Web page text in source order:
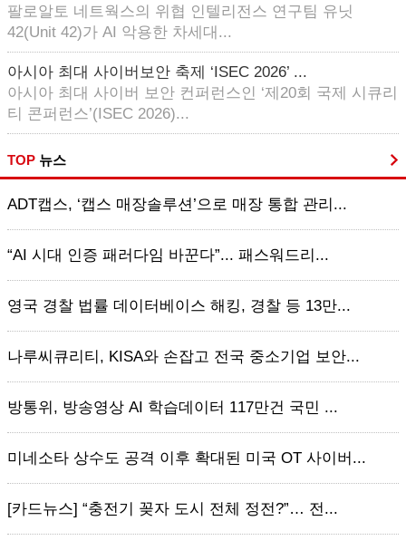
팔로알토 네트웍스의 위협 인텔리전스 연구팀 유닛
42(Unit 42)가 AI 악용한 차세대...
아시아 최대 사이버보안 축제 ‘ISEC 2026’ ...
아시아 최대 사이버 보안 컨퍼런스인 ‘제20회 국제 시큐리
티 콘퍼런스’(ISEC 2026)...
TOP 뉴스
ADT캡스, ‘캡스 매장솔루션’으로 매장 통합 관리...
“AI 시대 인증 패러다임 바꾼다”... 패스워드리...
영국 경찰 법률 데이터베이스 해킹, 경찰 등 13만...
나루씨큐리티, KISA와 손잡고 전국 중소기업 보안...
방통위, 방송영상 AI 학습데이터 117만건 국민 ...
미네소타 상수도 공격 이후 확대된 미국 OT 사이버...
[카드뉴스] “충전기 꽂자 도시 전체 정전?”… 전...